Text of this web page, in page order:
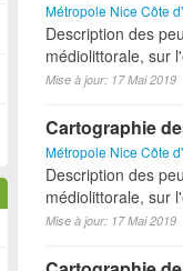
Métropole Nice Côte
Description des
médiolittorale, sur
Mise à jour: 17 Mai 2019
Cartographie
Métropole Nice Côte
Description des
médiolittorale, sur
Mise à jour: 17 Mai 2019